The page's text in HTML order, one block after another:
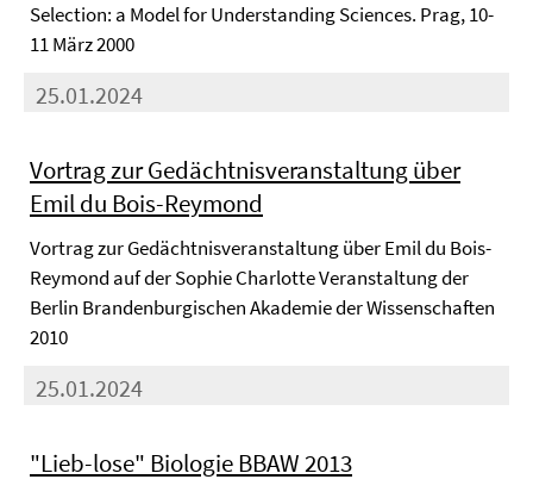
Selection: a Model for Understanding Sciences. Prag, 10-
11 März 2000
25.01.2024
Vortrag zur Gedächtnisveranstaltung über
Emil du Bois-Reymond
Vortrag zur Gedächtnisveranstaltung über Emil du Bois-
Reymond auf der Sophie Charlotte Veranstaltung der
Berlin Brandenburgischen Akademie der Wissenschaften
2010
25.01.2024
"Lieb-lose" Biologie BBAW 2013